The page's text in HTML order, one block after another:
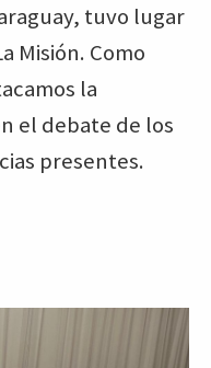
tuvo lugar
Misión. Como
la
el debate de los
presentes.